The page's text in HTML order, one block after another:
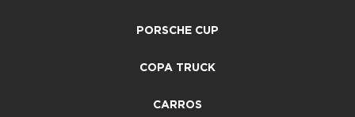
PORSCHE CUP
COPA TRUCK
CARROS